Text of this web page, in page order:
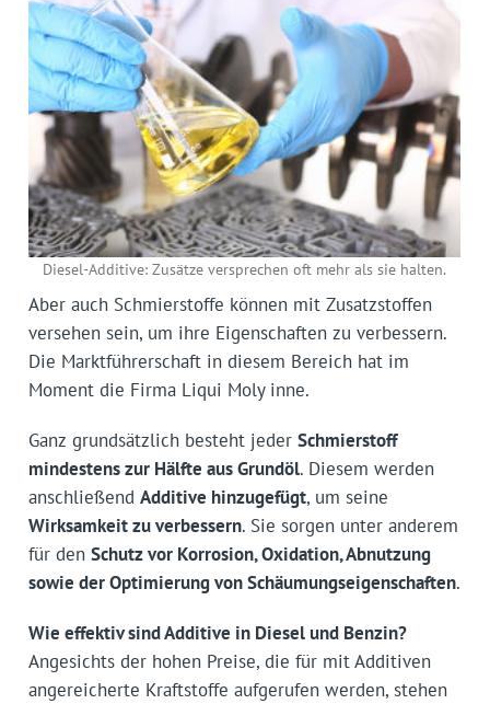
Diesel-Additive: Zusätze versprechen oft mehr als sie halten.
Aber auch Schmierstoffe können mit Zusatzstoffen
versehen sein, um ihre Eigenschaften zu verbessern.
Die Marktführerschaft in diesem Bereich hat im
Moment die Firma Liqui Moly inne.
Ganz grundsätzlich besteht jeder Schmierstoff
mindestens zur Hälfte aus Grundöl. Diesem werden
anschließend Additive hinzugefügt, um seine
Wirksamkeit zu verbessern. Sie sorgen unter anderem
für den Schutz vor Korrosion, Oxidation, Abnutzung
sowie der Optimierung von Schäumungseigenschaften.
Wie effektiv sind Additive in Diesel und Benzin?
Angesichts der hohen Preise, die für mit Additiven
angereicherte Kraftstoffe aufgerufen werden, stehen